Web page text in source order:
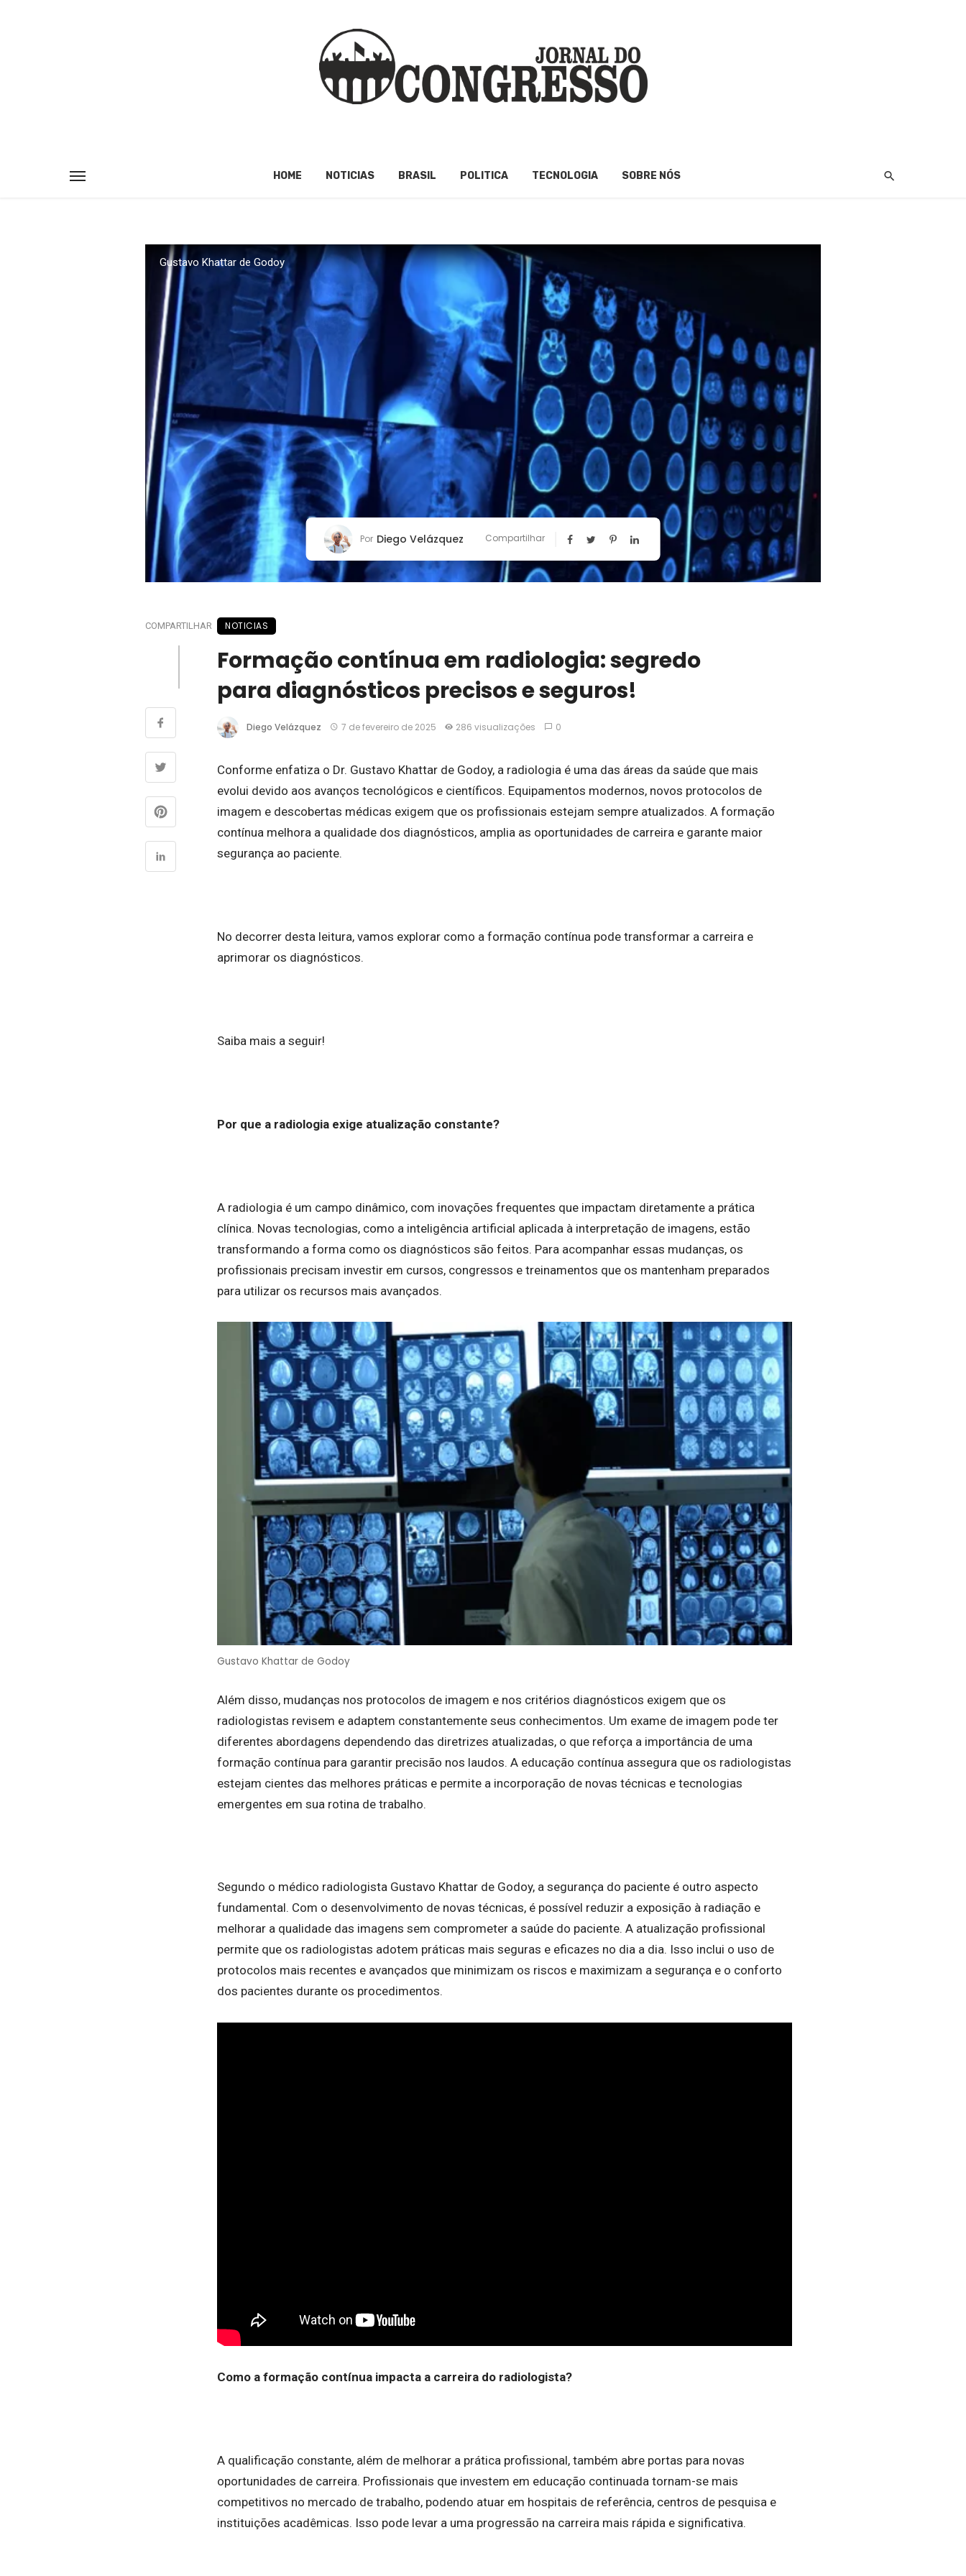
HOME NOTICIAS BRASIL POLITICA TECNOLOGIA SOBRE NÓS
Gustavo Khattar de Godoy
Por Diego Velázquez Compartilhar
COMPARTILHAR NOTICIAS
Formação contínua em radiologia: segredo
para diagnósticos precisos e seguros!
Diego Velázquez 7 de fevereiro de 2025 286 visualizações 0
Conforme enfatiza o Dr. Gustavo Khattar de Godoy, a radiologia é uma das áreas da saúde que mais
evolui devido aos avanços tecnológicos e científicos. Equipamentos modernos, novos protocolos de
imagem e descobertas médicas exigem que os profissionais estejam sempre atualizados. A formação
contínua melhora a qualidade dos diagnósticos, amplia as oportunidades de carreira e garante maior
segurança ao paciente.
No decorrer desta leitura, vamos explorar como a formação contínua pode transformar a carreira e
aprimorar os diagnósticos.
Saiba mais a seguir!
Por que a radiologia exige atualização constante?
A radiologia é um campo dinâmico, com inovações frequentes que impactam diretamente a prática
clínica. Novas tecnologias, como a inteligência artificial aplicada à interpretação de imagens, estão
transformando a forma como os diagnósticos são feitos. Para acompanhar essas mudanças, os
profissionais precisam investir em cursos, congressos e treinamentos que os mantenham preparados
para utilizar os recursos mais avançados.
Gustavo Khattar de Godoy
Além disso, mudanças nos protocolos de imagem e nos critérios diagnósticos exigem que os
radiologistas revisem e adaptem constantemente seus conhecimentos. Um exame de imagem pode ter
diferentes abordagens dependendo das diretrizes atualizadas, o que reforça a importância de uma
formação contínua para garantir precisão nos laudos. A educação contínua assegura que os radiologistas
estejam cientes das melhores práticas e permite a incorporação de novas técnicas e tecnologias
emergentes em sua rotina de trabalho.
Segundo o médico radiologista Gustavo Khattar de Godoy, a segurança do paciente é outro aspecto
fundamental. Com o desenvolvimento de novas técnicas, é possível reduzir a exposição à radiação e
melhorar a qualidade das imagens sem comprometer a saúde do paciente. A atualização profissional
permite que os radiologistas adotem práticas mais seguras e eficazes no dia a dia. Isso inclui o uso de
protocolos mais recentes e avançados que minimizam os riscos e maximizam a segurança e o conforto
dos pacientes durante os procedimentos.
Como a formação contínua impacta a carreira do radiologista?
A qualificação constante, além de melhorar a prática profissional, também abre portas para novas
oportunidades de carreira. Profissionais que investem em educação continuada tornam-se mais
competitivos no mercado de trabalho, podendo atuar em hospitais de referência, centros de pesquisa e
instituições acadêmicas. Isso pode levar a uma progressão na carreira mais rápida e significativa.